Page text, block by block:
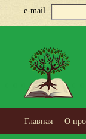
e-mail
Главная О